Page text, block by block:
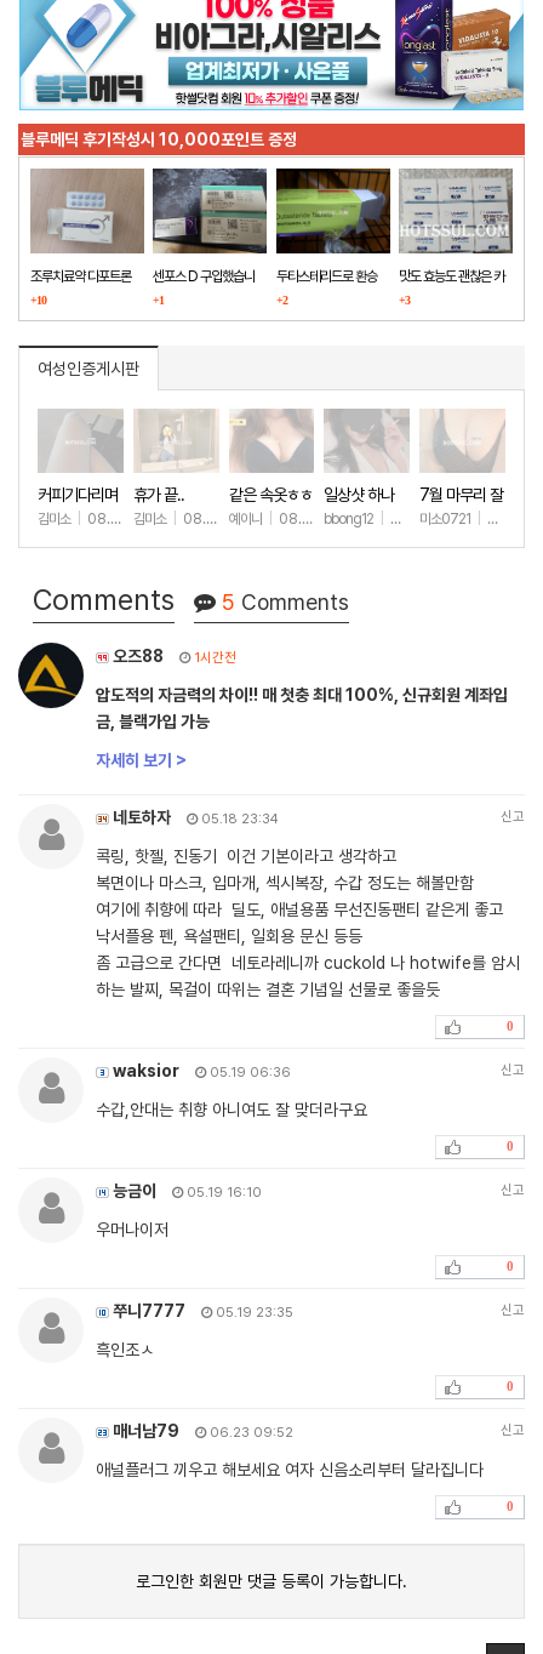
블루메딕 후기작성시 10,000포인트 증정
조루치료약 다포트론
구매했습니다
+10
센포스 D 구입했습니
다
+1
두타스테리드로 환승
+2
맛도 효능도 괜찮은 카
마그라
+3
여성인증게시판
커피기다리며
(안야함)
김미소 08.08 +51
휴가 끝..
김미소 08.07 +194
같은 속옷ㅎㅎ
예이니 08.04 +73
일상샷 하나
bbong12 07.31+90
7월 마무리 잘
하세요🫶
미소0721 07.31
Comments 5 Comments
오즈88 1시간전
압도적의 자금력의 차이!! 매 첫충 최대 100%, 신규회원 계좌입
금, 블랙가입 가능
자세히 보기 >
네토하자 05.18 23:34 신고
콕링, 핫젤, 진동기 이건 기본이라고 생각하고
복면이나 마스크, 입마개, 섹시복장, 수갑 정도는 해볼만함
여기에 취향에 따라 딜도, 애널용품 무선진동팬티 같은게 좋고
낙서플용 펜, 욕설팬티, 일회용 문신 등등
좀 고급으로 간다면 네토라레니까 cuckold 나 hotwife를 암시
하는 발찌, 목걸이 따위는 결혼 기념일 선물로 좋을듯
0
waksior 05.19 06:36 신고
수갑,안대는 취향 아니여도 잘 맞더라구요
0
능금이 05.19 16:10 신고
우머나이저
0
쭈니7777 05.19 23:35 신고
흑인조ㅅ
0
매너남79 06.23 09:52 신고
애널플러그 끼우고 해보세요 여자 신음소리부터 달라집니다
0
로그인한 회원만 댓글 등록이 가능합니다.